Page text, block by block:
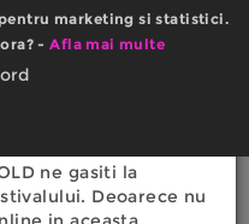
marketing si statistici.
-Afla mai multe
ale muzicii
ne gasiti la
Deoarece nu